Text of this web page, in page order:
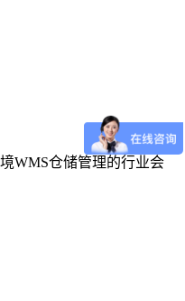
WMS仓储管理的行业会